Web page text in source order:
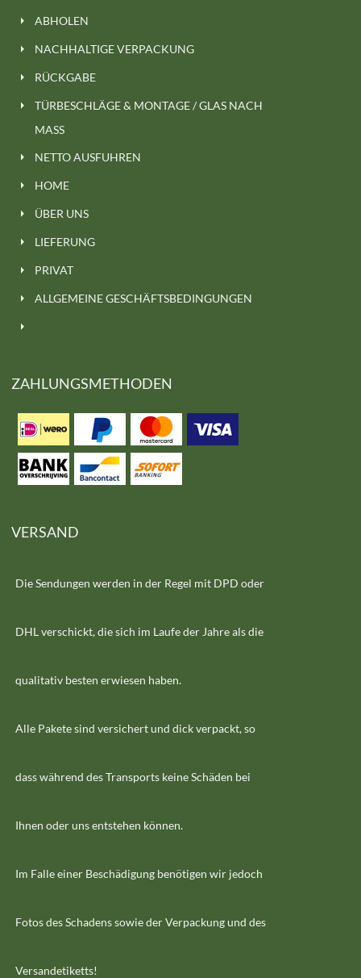
ABHOLEN
NACHHALTIGE VERPACKUNG
RÜCKGABE
TÜRBESCHLÄGE & MONTAGE / GLAS NACH
MASS
NETTO AUSFUHREN
HOME
ÜBER UNS
LIEFERUNG
PRIVAT
ALLGEMEINE GESCHÄFTSBEDINGUNGEN
ZAHLUNGSMETHODEN
VERSAND
Die Sendungen werden in der Regel mit DPD oder
DHL verschickt, die sich im Laufe der Jahre als die
qualitativ besten erwiesen haben.
Alle Pakete sind versichert und dick verpackt, so
dass während des Transports keine Schäden bei
Ihnen oder uns entstehen können.
Im Falle einer Beschädigung benötigen wir jedoch
Fotos des Schadens sowie der Verpackung und des
Versandetiketts!